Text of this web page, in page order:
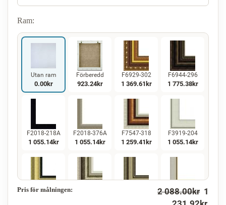
Ram:
Utan ram
0.00kr
Förberedd
923.24kr
F6929-302
1 369.61 kr
F6944-296
1 775.38kr
F2018-218A
1 055.14kr
F2018-376A
1 055.14kr
F7547-318
1 259.41 kr
F3919-204
1 055.14kr
F5130-234 F3013-236
1 120.91kr
Pris för målningen: 2 088.00kr 1